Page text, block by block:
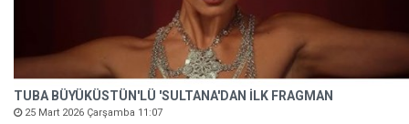
TUBA BÜYÜKÜSTÜN'LÜ 'SULTANA'DAN İLK FRAGMAN
25 Mart 2026 Çarşamba 11:07